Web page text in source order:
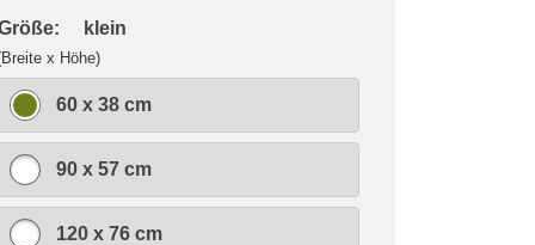
klein
x Höhe)
60 x 38 cm
90 x 57 cm
120 x 76 cm